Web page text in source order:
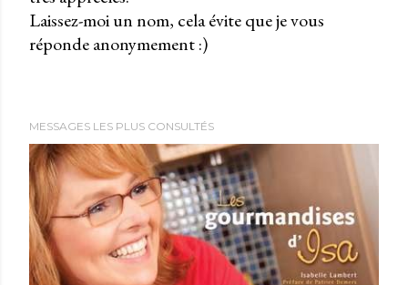
u
b
r
u
n
c
o
m
Laissez-moi un nom, cela évite que je vous
réponde anonymement :)
MESSAGES LES PLUS CONSULTÉS